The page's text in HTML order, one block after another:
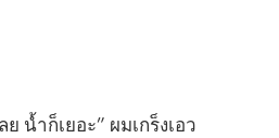
น้ำก็เยอะ” ผมเกร็งเอว